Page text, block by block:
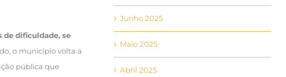
de dificuldade, se
o município volta a
pública que
Junho 2025
Maio 2025
Abril 2025